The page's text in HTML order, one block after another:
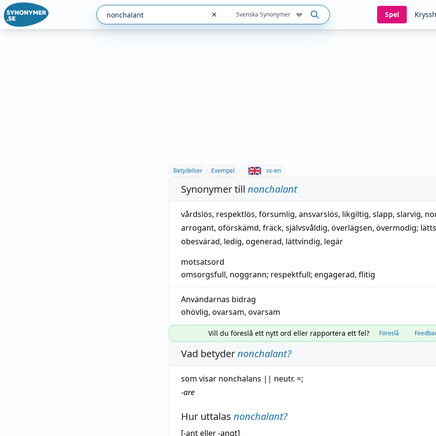
Svenska Synonymer Spel
Betydelser Exempel sv-en
Synonymer till nonchalant
vårdslös, respektlös, försumlig, ansvarslös, likgiltig, slapp, slarvig,
arrogant, oförskämd, fräck, självsvåldig, överlägsen, övermodig;
obesvärad, ledig, ogenerad, lättvindig, legär
motsatsord
omsorgsfull, noggrann; respektfull; engagerad, flitig
Användarnas bidrag
ohövlig, ovarsam, ovarsam
Vill du föreslå ett nytt ord eller rapportera ett fel? Föreslå
Vad betydernonchalant?
som visar nonchalans || neutr. =;
-are
Hur uttalas nonchalant?
[-ant eller -angt]